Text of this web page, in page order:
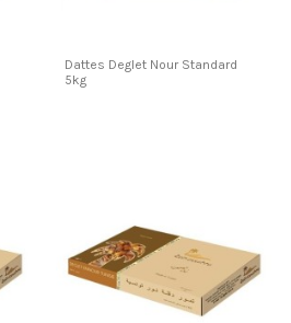
Dattes Deglet Nour Standard
5kg